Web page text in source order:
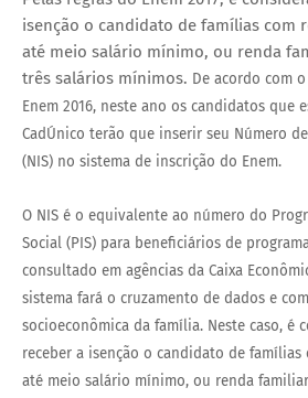
isenção o candidato de famílias com
até meio salário mínimo, ou renda
três salários mínimos. De acordo com
Enem 2016, neste ano os candidatos que
CadÚnico terão que inserir seu Número
(NIS) no sistema de inscrição do Enem.
O NIS é o equivalente ao número do
Social (PIS) para beneficiários de
consultado em agências da Caixa
sistema fará o cruzamento de dados e
socioeconômica da família. Neste caso, é
receber a isenção o candidato de
até meio salário mínimo, ou renda